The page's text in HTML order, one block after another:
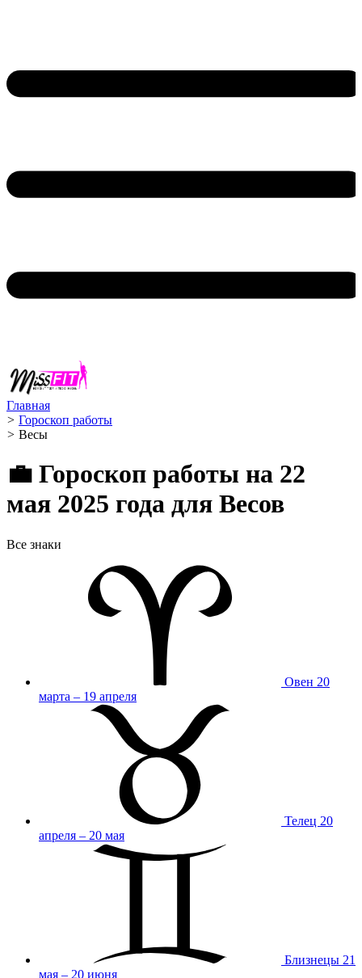
Главная
> Гороскоп работы
> Весы ️
💼 Гороскоп работы на 22
мая 2025 года для Весов
Все знаки
Овен 20
марта – 19 апреля
Телец 20
апреля – 20 мая
Близнецы 21
мая – 20 июня